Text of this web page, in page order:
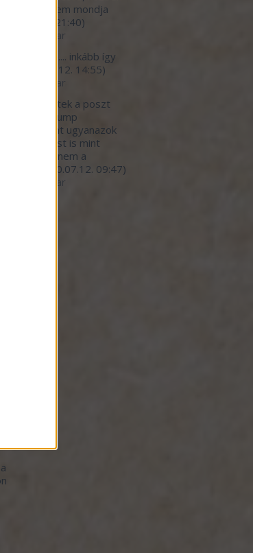
de ezt nem mondja
2020.07.12. 21:40)
megbetegítő.... inkább így
2020.07.12. 14:55)
egyetértek a poszt
kivéve a Trump
Pont ugyanazok
most is mint
Persze nem a
2020.07.12. 09:47)